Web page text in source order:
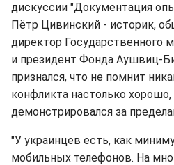
дискуссии "Документация
Пётр Цивинский - историк,
директор Государственного
и президент Фонда Аушвиц-
признался, что не помнит
конфликта настолько
демонстрировался за
"У украинцев есть, как
мобильных телефонов. На